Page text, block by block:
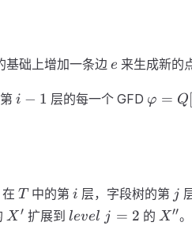
基础上增加一条边e
e 来生成新的
i-
i − 1 层的每一个 GFD φ = Q
在 T
T 中的第i
i 层，字段树的第 j
j
X'
X ′ 扩展到 level
level j = 2 的 X''
X ′′。